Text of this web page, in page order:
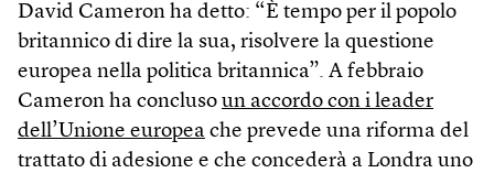
David Cameron ha detto: “È tempo per il popolo
britannico di dire la sua, risolvere la questione
europea nella politica britannica”. A febbraio
Cameron ha concluso un accordo con i leader
dell’Unione europea che prevede una riforma del
trattato di adesione e che concederà a Londra uno